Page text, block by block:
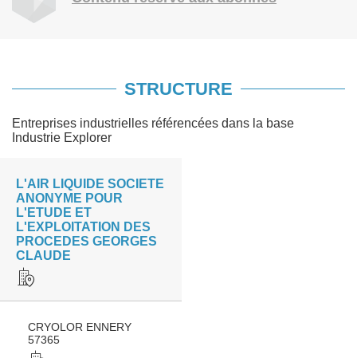
STRUCTURE
Entreprises industrielles référencées dans la base
Industrie Explorer
L'AIR LIQUIDE SOCIETE
ANONYME POUR
L'ETUDE ET
L'EXPLOITATION DES
PROCEDES GEORGES
CLAUDE
CRYOLOR ENNERY
57365